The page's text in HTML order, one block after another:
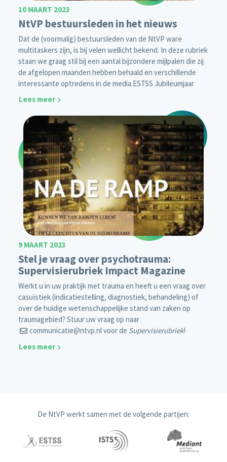
10 MAART 2023
NtVP bestuursleden in het nieuws
Dat de (voormalig) bestuursleden van de NtVP ware
multitaskers zijn, is bij velen wellicht bekend. In deze rubriek
staan we graag stil bij een aantal bijzondere mijlpalen die zij
de afgelopen maanden hebben behaald en verschillende
interessante optredens in de media.ESTSS Jubileumjaar
Lees meer
9 MAART 2023
Stel je vraag over psychotrauma:
Supervisierubriek Impact Magazine
Werkt u in uw praktijk met trauma en heeft u een vraag over
casuïstiek (indicatiestelling, diagnostiek, behandeling) of
over de huidige wetenschappelijke stand van zaken op
traumagebied? Stuur uw vraag op naar
communicatie@ntvp.nlvoor de Supervisierubriek!
Lees meer
De NtVP werkt samen met de volgende partijen: